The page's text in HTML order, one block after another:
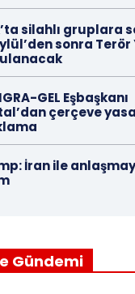
silahlı gruplara
sonra Terör
GEL Eşbaşkanı
çerçeve
İran ile
Gündemi